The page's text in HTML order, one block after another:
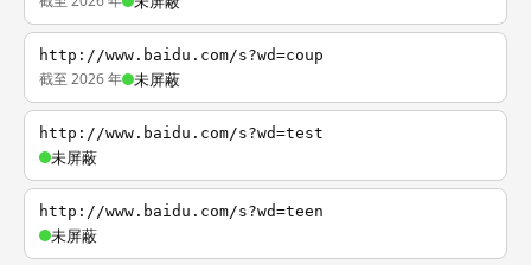
http://www.baidu.com/s?wd=coup
截至 2026 年 未屏蔽
http://www.baidu.com/s?wd=test
未屏蔽
http://www.baidu.com/s?wd=teen
未屏蔽